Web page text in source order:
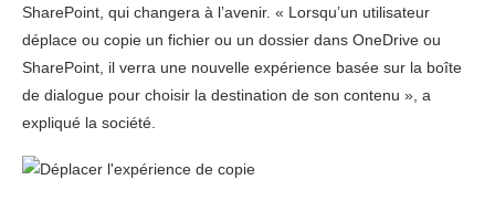
SharePoint, qui changera à l’avenir. « Lorsqu’un utilisateur
déplace ou copie un fichier ou un dossier dans OneDrive ou
SharePoint, il verra une nouvelle expérience basée sur la boîte
de dialogue pour choisir la destination de son contenu », a
expliqué la société.